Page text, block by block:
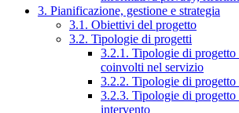
3. Pianificazione, gestione e strategia
3.1. Obiettivi del progetto
3.2. Tipologie di progetti
3.2.1. Tipologie di progetto
coinvolti nel servizio
3.2.2. Tipologie di progetto
3.2.3. Tipologie di progetto
intervento